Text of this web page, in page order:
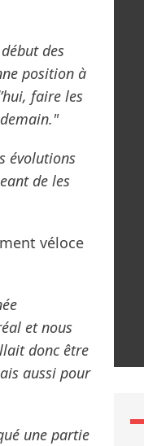
des
position à
faire les
évolutions
de les
véloce
et nous
donc être
aussi pour
une partie